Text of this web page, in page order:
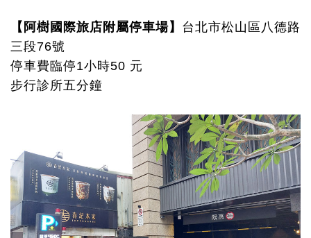
【阿樹國際旅店附屬停車場】 台北市松山區八德路
三段76號
停車費臨停1小時50 元
步行診所五分鐘